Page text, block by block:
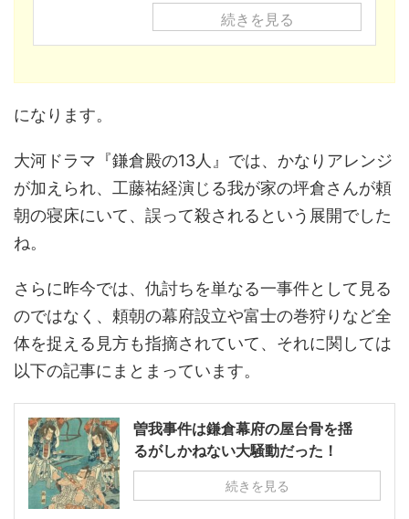
続きを見る
になります。
大河ドラマ『鎌倉殿の13人』では、かなりアレンジ
が加えられ、工藤祐経演じる我が家の坪倉さんが頼
朝の寝床にいて、誤って殺されるという展開でした
ね。
さらに昨今では、仇討ちを単なる一事件として見る
のではなく、頼朝の幕府設立や富士の巻狩りなど全
体を捉える見方も指摘されていて、それに関しては
以下の記事にまとまっています。
曽我事件は鎌倉幕府の屋台骨を揺
るがしかねない大騒動だった！
続きを見る